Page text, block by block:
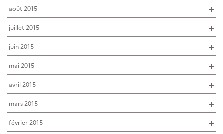
août 2015
juillet 2015
juin 2015
mai 2015
avril 2015
mars 2015
février 2015